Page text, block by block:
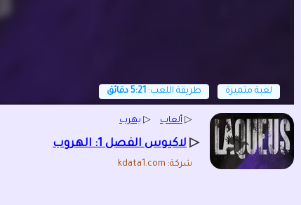
لعبة متميزة طريقة اللعب: 5:21 دقائق
▷ ألعاب ▷ يهرب
▷ لاكيوس الفصل 1: الهروب
شركة: kdata1.com